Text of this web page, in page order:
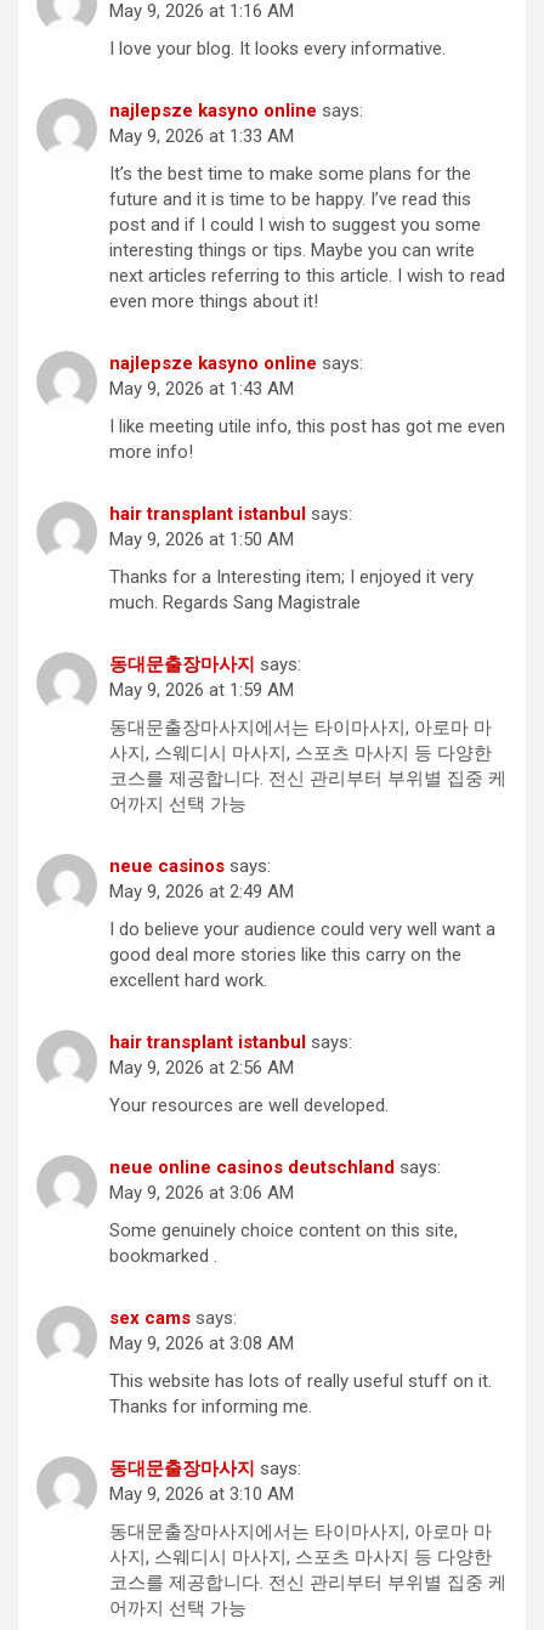
May 9, 2026 at 1:16 AM
I love your blog. It looks every informative.
najlepsze kasyno online says:
May 9, 2026 at 1:33 AM
It’s the best time to make some plans for the
future and it is time to be happy. I’ve read this
post and if I could I wish to suggest you some
interesting things or tips. Maybe you can write
next articles referring to this article. I wish to read
even more things about it!
najlepsze kasyno online says:
May 9, 2026 at 1:43 AM
I like meeting utile info, this post has got me even
more info!
hair transplant istanbul says:
May 9, 2026 at 1:50 AM
Thanks for a Interesting item; I enjoyed it very
much. Regards Sang Magistrale
동대문출장마사지 says:
May 9, 2026 at 1:59 AM
동대문출장마사지에서는 타이마사지, 아로마 마
사지, 스웨디시 마사지, 스포츠 마사지 등 다양한
코스를 제공합니다. 전신 관리부터 부위별 집중 케
어까지 선택 가능
neue casinos says:
May 9, 2026 at 2:49 AM
I do believe your audience could very well want a
good deal more stories like this carry on the
excellent hard work.
hair transplant istanbul says:
May 9, 2026 at 2:56 AM
Your resources are well developed.
neue online casinos deutschland says:
May 9, 2026 at 3:06 AM
Some genuinely choice content on this site,
bookmarked .
sex cams says:
May 9, 2026 at 3:08 AM
This website has lots of really useful stuff on it.
Thanks for informing me.
동대문출장마사지 says:
May 9, 2026 at 3:10 AM
동대문출장마사지에서는 타이마사지, 아로마 마
사지, 스웨디시 마사지, 스포츠 마사지 등 다양한
코스를 제공합니다. 전신 관리부터 부위별 집중 케
어까지 선택 가능